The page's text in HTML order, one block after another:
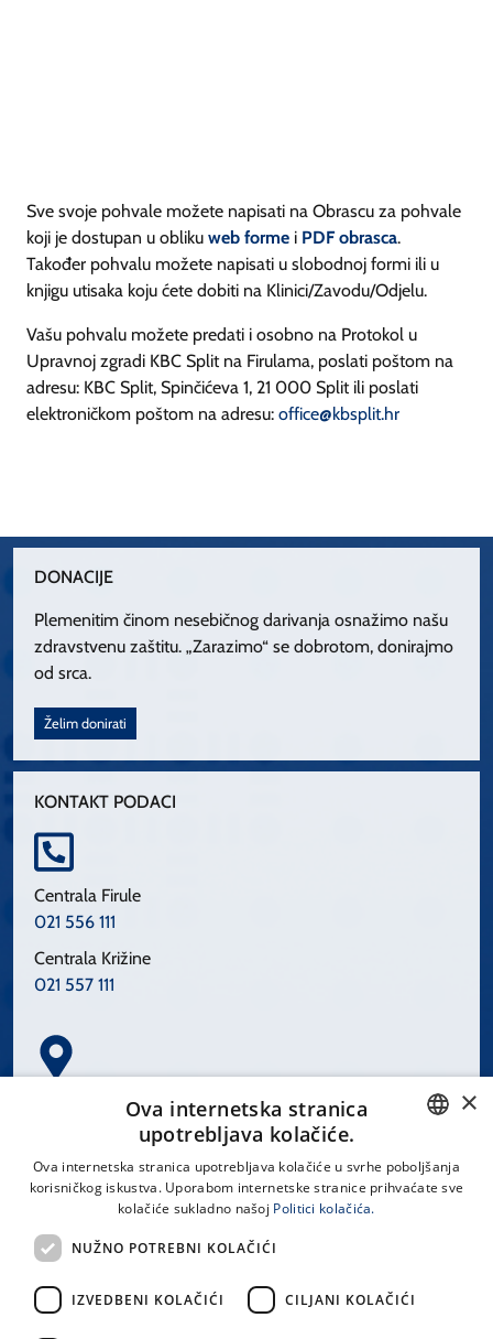
Sve svoje pohvale možete napisati na Obrascu za pohvale
koji je dostupan u obliku web forme i PDF obrasca.
Također pohvalu možete napisati u slobodnoj formi ili u
knjigu utisaka koju ćete dobiti na Klinici/Zavodu/Odjelu.
Vašu pohvalu možete predati i osobno na Protokol u
Upravnoj zgradi KBC Split na Firulama, poslati poštom na
adresu: KBC Split, Spinčićeva 1, 21 000 Split ili poslati
elektroničkom poštom na adresu: office@kbsplit.hr
DONACIJE
Plemenitim činom nesebičnog darivanja osnažimo našu
zdravstvenu zaštitu. „Zarazimo“ se dobrotom, donirajmo
od srca.
Želim donirati
KONTAKT PODACI
Centrala Firule
021 556 111
Centrala Križine
021 557 111
Spinčićeva 1, 21000 Split
LINKOVI
CROATIAN
×
Ova internetska stranica
upotrebljava kolačiće.
Ova internetska stranica upotrebljava kolačiće u svrhe poboljšanja
korisničkog iskustva. Uporabom internetske stranice prihvaćate sve
kolačiće sukladno našoj Politici kolačića.
NUŽNO POTREBNI KOLAČIĆI
IZVEDBENI KOLAČIĆI CILJANI KOLAČIĆI